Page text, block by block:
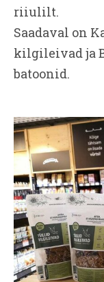
riiulilt.
Saadaval on
kilgileivad ja
batoonid.